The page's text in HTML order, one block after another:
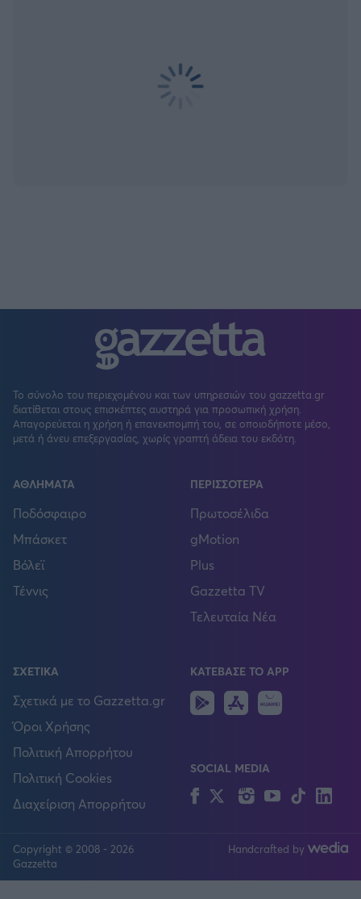
Το σύνολο του περιεχομένου και των υπηρεσιών του gazzetta.gr
διατίθεται στους επισκέπτες αυστηρά για προσωπική χρήση.
Απαγορεύεται η χρήση ή επανεκπομπή του, σε οποιοδήποτε μέσο,
μετά ή άνευ επεξεργασίας, χωρίς γραπτή άδεια του εκδότη.
ΑΘΛΗΜΑΤΑ
Ποδόσφαιρο
Μπάσκετ
Βόλεϊ
Τέννις
ΠΕΡΙΣΣΟΤΕΡΑ
Πρωτοσέλιδα
gMotion
Plus
Gazzetta TV
Τελευταία Νέα
ΣΧΕΤΙΚΑ
Σχετικά με το Gazzetta.gr
Όροι Χρήσης
Πολιτική Απορρήτου
Πολιτική Cookies
Διαχείριση Απορρήτου
ΚΑΤΕΒΑΣΕ ΤΟ APP
Android
IOS
SOCIAL MEDIA
FacebookTwitterInstagram
YouTubeTikTok
Copyright © 2008 - 2026
Gazzetta
Handcrafted by